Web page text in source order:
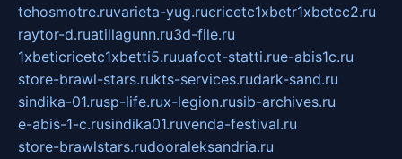
tehosmotre.ruvarieta-yug.rucricetc1xbetr1xbetcc2.ru
raytor-d.ruatillagunn.ru3d-file.ru
1xbeticricetc1xbetti5.ruuafoot-statti.rue-abis1c.ru
store-brawl-stars.rukts-services.rudark-sand.ru
sindika-01.rusp-life.rux-legion.rusib-archives.ru
e-abis-1-c.rusindika01.ruvenda-festival.ru
store-brawlstars.rudooraleksandria.ru